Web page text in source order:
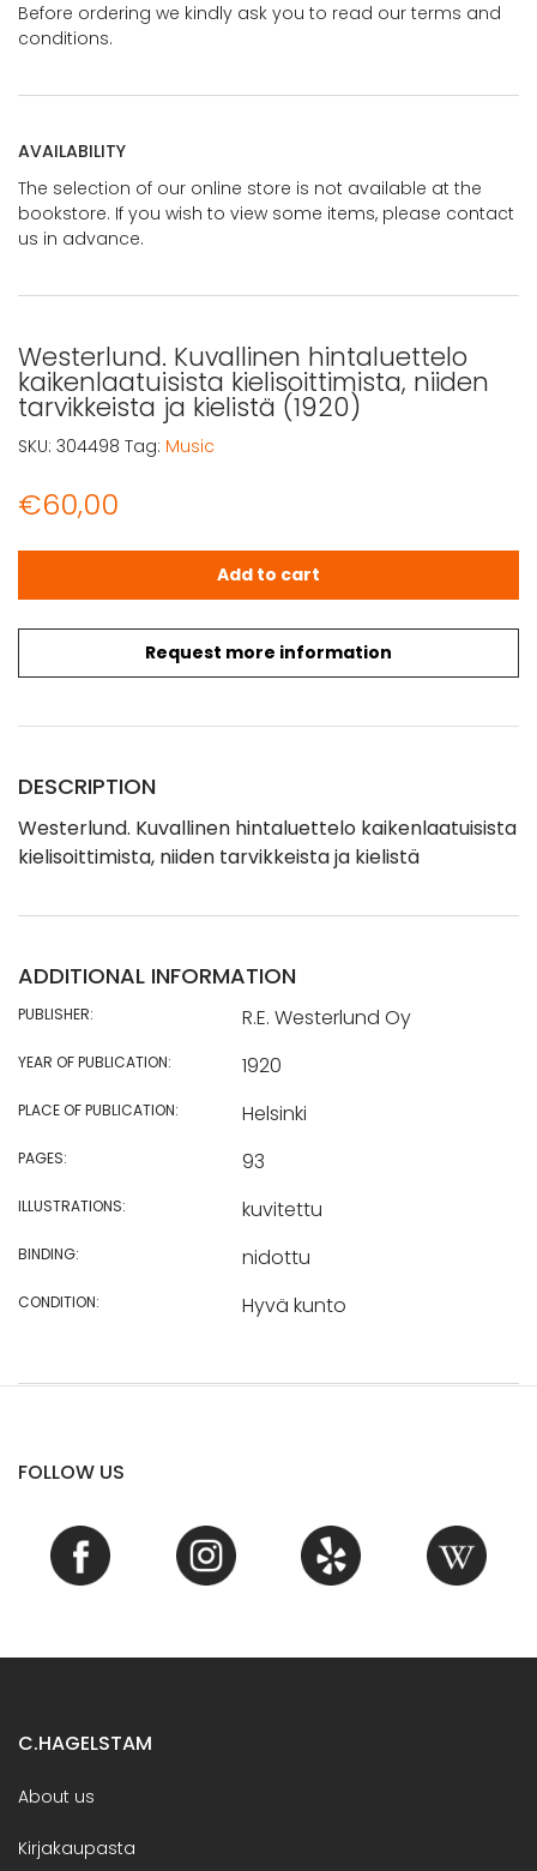
Before ordering we kindly ask you to read our terms and
conditions.
AVAILABILITY
The selection of our online store is not available at the
bookstore. If you wish to view some items, please contact
us in advance.
Westerlund. Kuvallinen hintaluettelo
kaikenlaatuisista kielisoittimista, niiden
tarvikkeista ja kielistä (1920)
€60,00
Request more information
Westerlund. Kuvallinen hintaluettelo kaikenlaatuisista
Add to cart
SKU: 304498 Tag: Music
DESCRIPTION
Westerlund. Kuvallinen hintaluettelo kaikenlaatuisista
kielisoittimista, niiden tarvikkeista ja kielistä
ADDITIONAL INFORMATION
PUBLISHER: R.E. Westerlund Oy
YEAR OF PUBLICATION: 1920
PLACE OF PUBLICATION: Helsinki
PAGES: 93
ILLUSTRATIONS: kuvitettu
BINDING: nidottu
CONDITION: Hyvä kunto
FOLLOW US
C.HAGELSTAM
About us
Kirjakaupasta